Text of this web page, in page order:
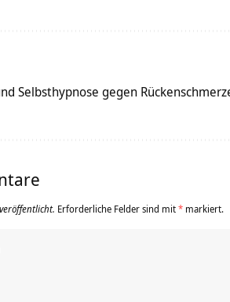
Selbsthypnose gegen
Erforderliche Felder sind mit* markiert.